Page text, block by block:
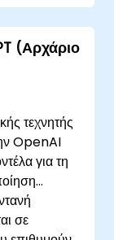
(Αρχάριο
τεχνητής
OpenAI
για τη
σε